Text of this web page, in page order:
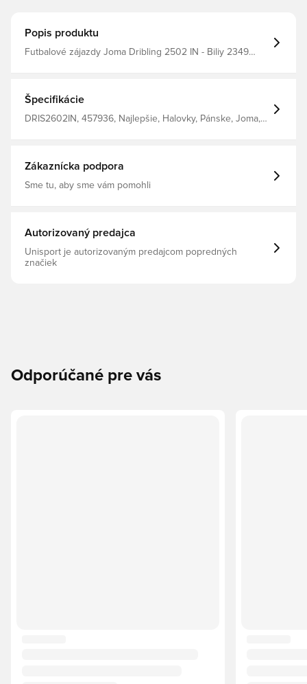
Popis produktu
Futbalové zájazdy Joma Dribling 2502 IN - Biliy 2349
Špecifikácie
DRIS2602IN, 457936, Najlepšie, Halovky, Pánske, Joma,
Zákaznícka podpora
Sme tu, aby sme vám pomohli
Autorizovaný predajca
Unisport je autorizovaným predajcom popredných
značiek
Odporúčané pre vás